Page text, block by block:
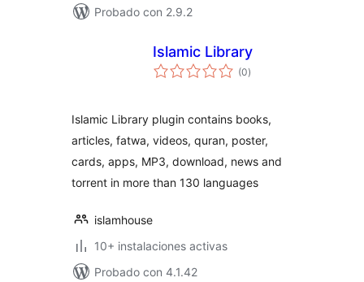
Probado con 2.9.2
Islamic Library
(0valoraciones
en
)
Islamic Library plugin contains books,
articles, fatwa, videos, quran, poster,
cards, apps, MP3, download, news and
torrent in more than 130 languages
islamhouse
10+ instalaciones activas
Probado con 4.1.42